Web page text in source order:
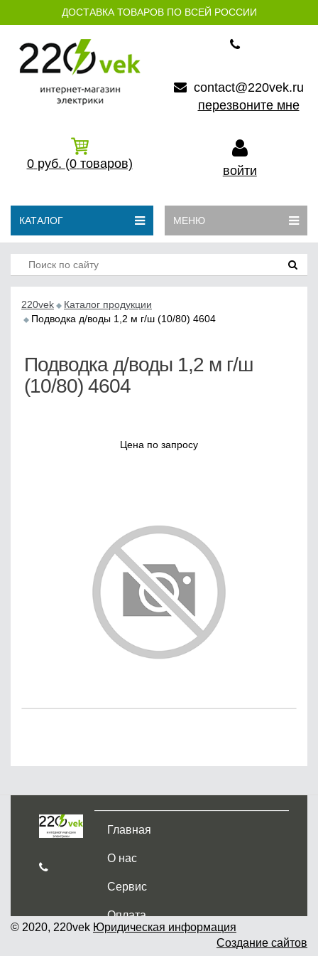
ДОСТАВКА ТОВАРОВ ПО ВСЕЙ РОССИИ
contact@220vek.ru
перезвоните мне
0 руб. (0 товаров) войти
КАТАЛОГ МЕНЮ
220vek
Каталог продукции
Подводка д/воды 1,2 м г/ш (10/80) 4604
Подводка д/воды 1,2 м г/ш
(10/80) 4604
Цена по запросу
Главная
О нас
Сервис
Оплата
Доставка и самовывоз
© 2020, 220vek Юридическая информация
Создание сайтов